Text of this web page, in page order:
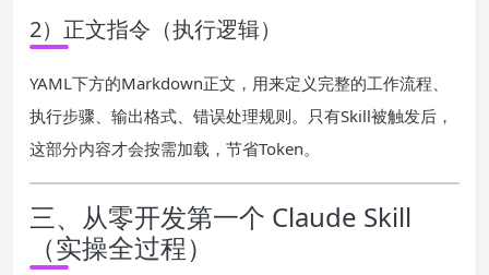
2）正文指令（执行逻辑）
YAML下方的Markdown正文，用来定义完整的工作流程、
执行步骤、输出格式、错误处理规则。只有Skill被触发后，
这部分内容才会按需加载，节省Token。
三、从零开发第一个 Claude Skill
（实操全过程）